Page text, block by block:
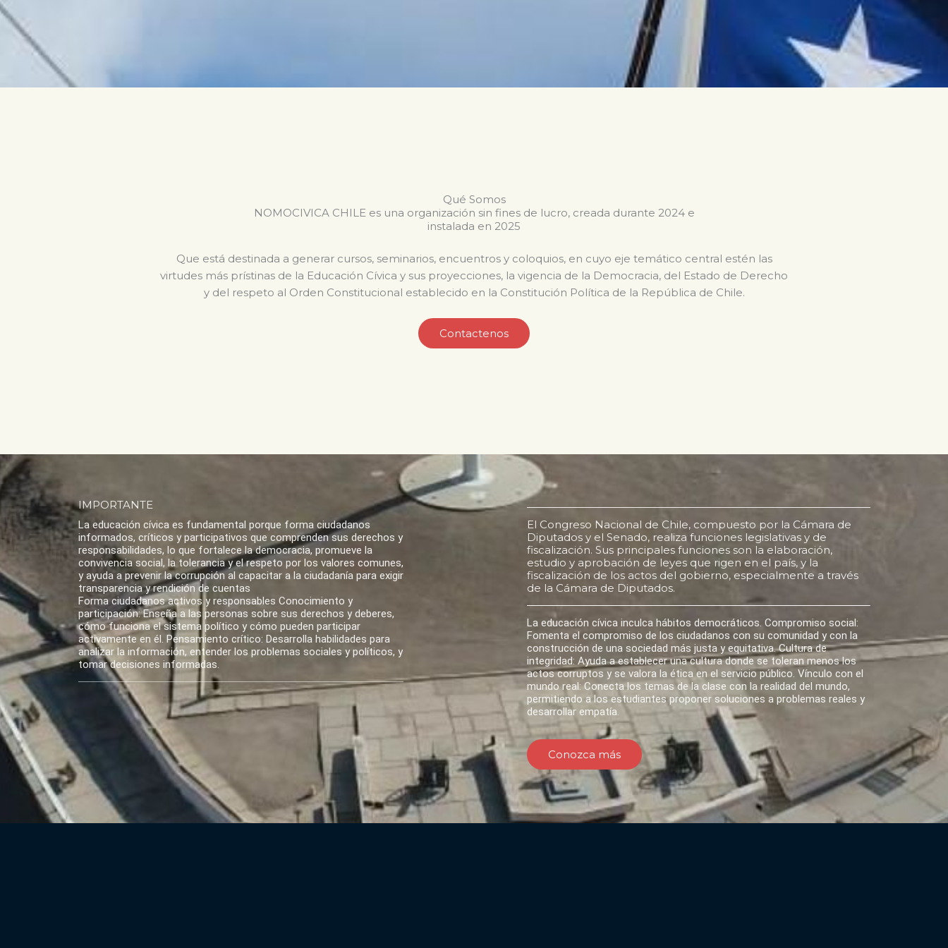
Qué Somos
NOMOCIVICA CHILE es una organización sin fines de lucro, creada durante 2024 e
instalada en 2025
Que está destinada a generar cursos, seminarios, encuentros y coloquios, en cuyo eje temático central estén las
virtudes más prístinas de la Educación Cívica y sus proyecciones, la vigencia de la Democracia, del Estado de Derecho
y del respeto al Orden Constitucional establecido en la Constitución Política de la República de Chile.
Contactenos
IMPORTANTE
La educación cívica es fundamental porque forma ciudadanos
informados, críticos y participativos que comprenden sus derechos y
responsabilidades, lo que fortalece la democracia, promueve la
convivencia social, la tolerancia y el respeto por los valores comunes,
y ayuda a prevenir la corrupción al capacitar a la ciudadanía para exigir
transparencia y rendición de cuentas
Forma ciudadanos activos y responsables Conocimiento y
participación: Enseña a las personas sobre sus derechos y deberes,
cómo funciona el sistema político y cómo pueden participar
activamente en él. Pensamiento crítico: Desarrolla habilidades para
analizar la información, entender los problemas sociales y políticos, y
tomar decisiones informadas.
El Congreso Nacional de Chile, compuesto por la Cámara de
Diputados y el Senado, realiza funciones legislativas y de
fiscalización. Sus principales funciones son la elaboración,
estudio y aprobación de leyes que rigen en el país, y la
fiscalización de los actos del gobierno, especialmente a través
de la Cámara de Diputados.
La educación cívica inculca hábitos democráticos. Compromiso social:
Fomenta el compromiso de los ciudadanos con su comunidad y con la
construcción de una sociedad más justa y equitativa. Cultura de
integridad: Ayuda a establecer una cultura donde se toleran menos los
actos corruptos y se valora la ética en el servicio público. Vínculo con el
mundo real: Conecta los temas de la clase con la realidad del mundo,
permitiendo a los estudiantes proponer soluciones a problemas reales y
desarrollar empatía.
Conozca más